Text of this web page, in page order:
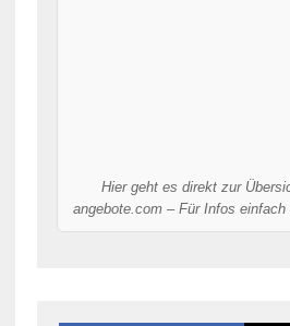
Hier geht es direkt zur
angebote.com – Für Infos